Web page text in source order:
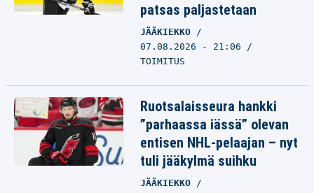
patsas paljastetaan
JÄÄKIEKKO
07.08.2026 - 21:06
TOIMITUS
Ruotsalaisseura hankki
”parhaassa iässä” olevan
entisen NHL-pelaajan – nyt
tuli jääkylmä suihku
JÄÄKIEKKO